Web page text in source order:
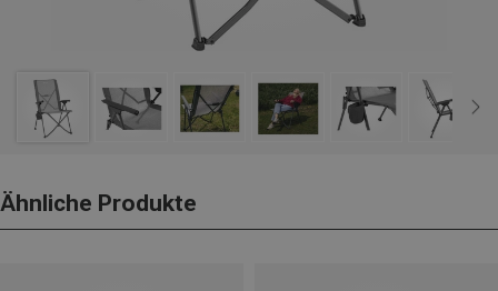
Ähnliche Produkte